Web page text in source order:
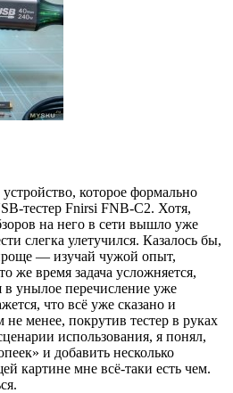
которое формально
тестер Fnirsi FNB-C2. Хотя,
на него в сети вышло уже
слегка улетучился. Казалось бы,
— изучай чужой опыт,
же время задача усложняется,
в унылое перечисление уже
что всё уже сказано и
менее, покрутив тестер в руках
использования, я понял,
и добавить несколько
картине мне всё-таки есть чем.